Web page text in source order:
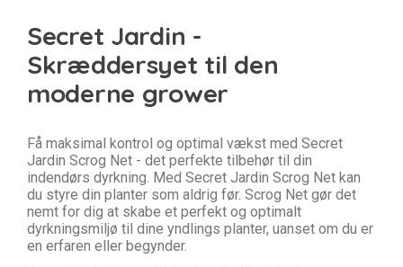
Secret Jardin -
Skræddersyet til den
moderne grower
Få maksimal kontrol og optimal vækst med Secret
Jardin Scrog Net - det perfekte tilbehør til din
indendørs dyrkning. Med Secret Jardin Scrog Net kan
du styre din planter som aldrig før. Scrog Net gør det
nemt for dig at skabe et perfekt og optimalt
dyrkningsmiljø til dine yndlings planter, uanset om du er
en erfaren eller begynder.